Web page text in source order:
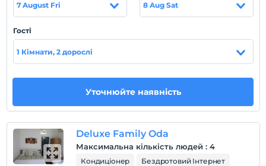
tonuyla buluşmaya, şehrin stresinden arınmaya davet
Місцезнаходження
Eski Datça'nın tam göbeğinde bulunan işletmemiz;
Datça Merkez'e, plajlara ve eğlence mekanlarına kolay
ulaşım noktasındadır.
пляж
Plaj ve sahile erişiminiz araçla 5-10 dk. arasındadır.
7 August Fri 8 Aug Sat
Гості
1 Кімнати, 2 дорослі
Уточнюйте наявність
Deluxe Family Oda
Максимальна кількість людей : 4
Кондиціонер Бездротовий Інтернет